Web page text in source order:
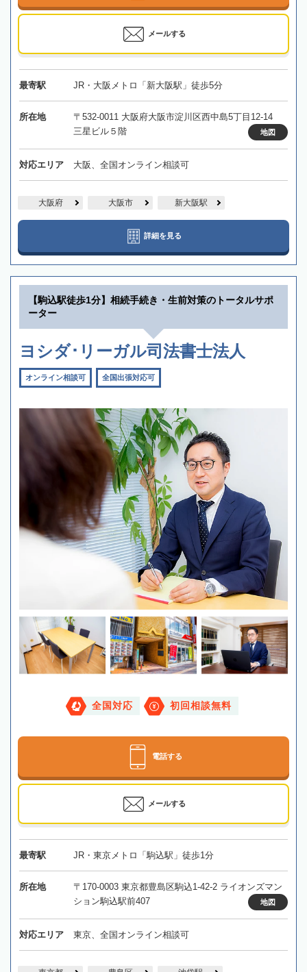
メールする
最寄駅 JR・大阪メトロ「新大阪駅」徒歩5分
所在地
〒532-0011 大阪府大阪市淀川区西中島5丁目12-14
三星ビル５階
地図
対応エリア 大阪、全国オンライン相談可
大阪府 大阪市 新大阪駅
詳細を見る
【駒込駅徒歩1分】相続手続き・生前対策のトータルサポ
ーター
ヨシダ･リーガル司法書士法人
オンライン相談可 全国出張対応可
全国対応 初回相談無料
電話する
メールする
最寄駅 JR・東京メトロ「駒込駅」徒歩1分
所在地
〒170-0003 東京都豊島区駒込1-42-2 ライオンズマン
ション駒込駅前407
地図
対応エリア 東京、全国オンライン相談可